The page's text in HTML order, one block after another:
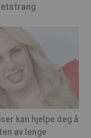
kan hjelpe deg å
av lenge